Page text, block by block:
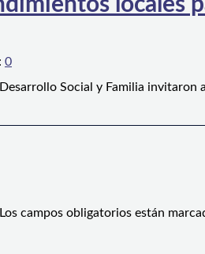
0
Social y Familia invitaron
Los campos obligatorios están